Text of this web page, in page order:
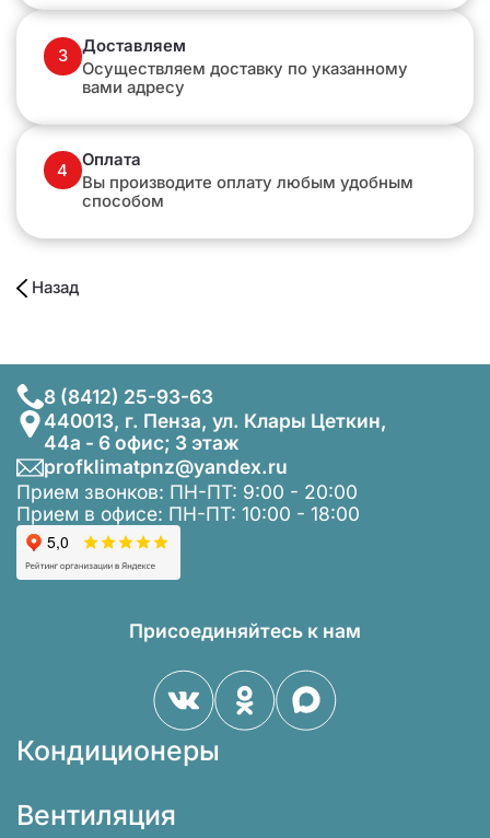
3
Доставляем
Осуществляем доставку по указанному
вами адресу
4
Оплата
Вы производите оплату любым удобным
способом
Назад
8 (8412) 25-93-63
440013, г. Пенза, ул. Клары Цеткин,
44а - 6 офис; 3 этаж
profklimatpnz@yandex.ru
Прием звонков: ПН-ПТ: 9:00 - 20:00
Прием в офисе: ПН-ПТ: 10:00 - 18:00
Присоединяйтесь к нам
Кондиционеры
Вентиляция